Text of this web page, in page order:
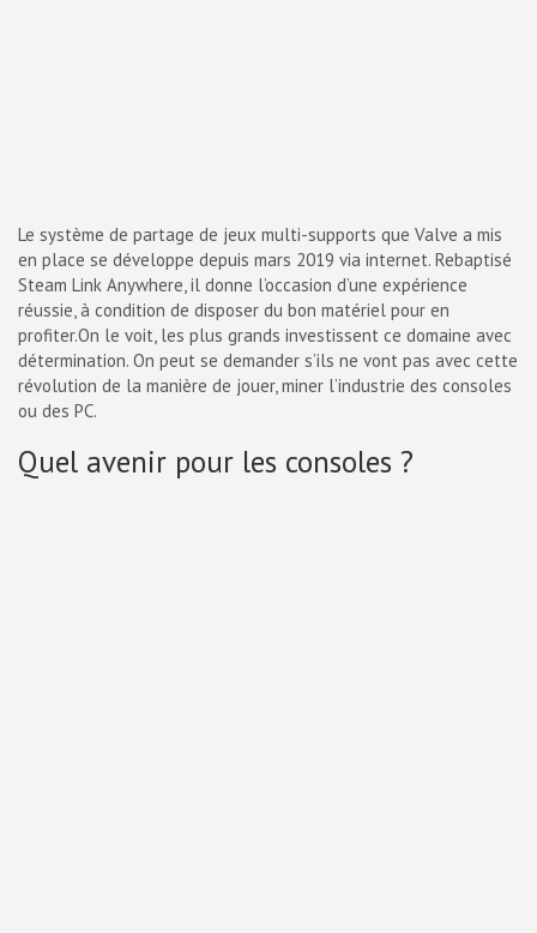
Le système de partage de jeux multi-supports que Valve a mis
en place se développe depuis mars 2019 via internet. Rebaptisé
Steam Link Anywhere, il donne l’occasion d’une expérience
réussie, à condition de disposer du bon matériel pour en
profiter.On le voit, les plus grands investissent ce domaine avec
détermination. On peut se demander s’ils ne vont pas avec cette
révolution de la manière de jouer, miner l’industrie des consoles
ou des PC.
Quel avenir pour les consoles ?